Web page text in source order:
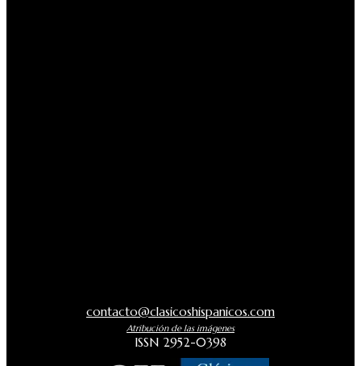
contacto@clasicoshispanicos.com
Atribución de las imágenes
ISSN 2952-0398